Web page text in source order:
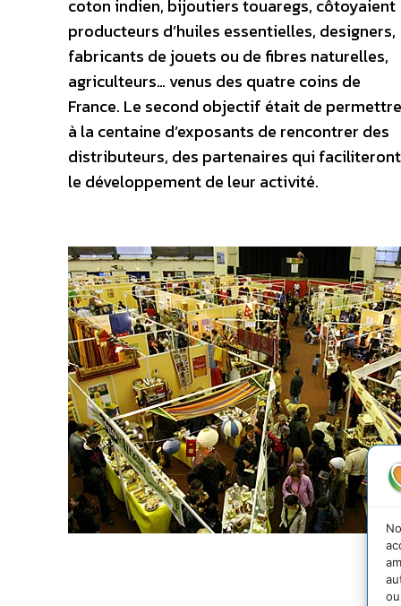
coton indien, bijoutiers touaregs, côtoyaient
producteurs d’huiles essentielles, designers,
fabricants de jouets ou de fibres naturelles,
agriculteurs… venus des quatre coins de
France. Le second objectif était de permettre
à la centaine d’exposants de rencontrer des
distributeurs, des partenaires qui faciliteront
le développement de leur activité.